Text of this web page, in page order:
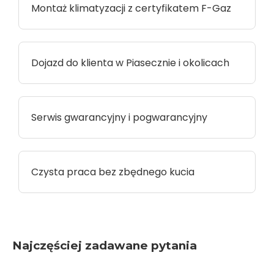
Montaż klimatyzacji z certyfikatem F-Gaz
Dojazd do klienta w Piasecznie i okolicach
Serwis gwarancyjny i pogwarancyjny
Czysta praca bez zbędnego kucia
Najczęściej zadawane pytania